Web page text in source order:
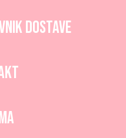
dostave